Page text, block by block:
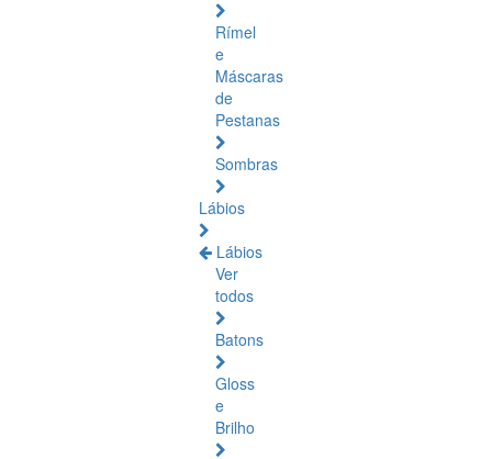
Rímel
e
Máscaras
de
Pestanas
Sombras
Lábios
Lábios
Ver
todos
Batons
Gloss
e
Brilho